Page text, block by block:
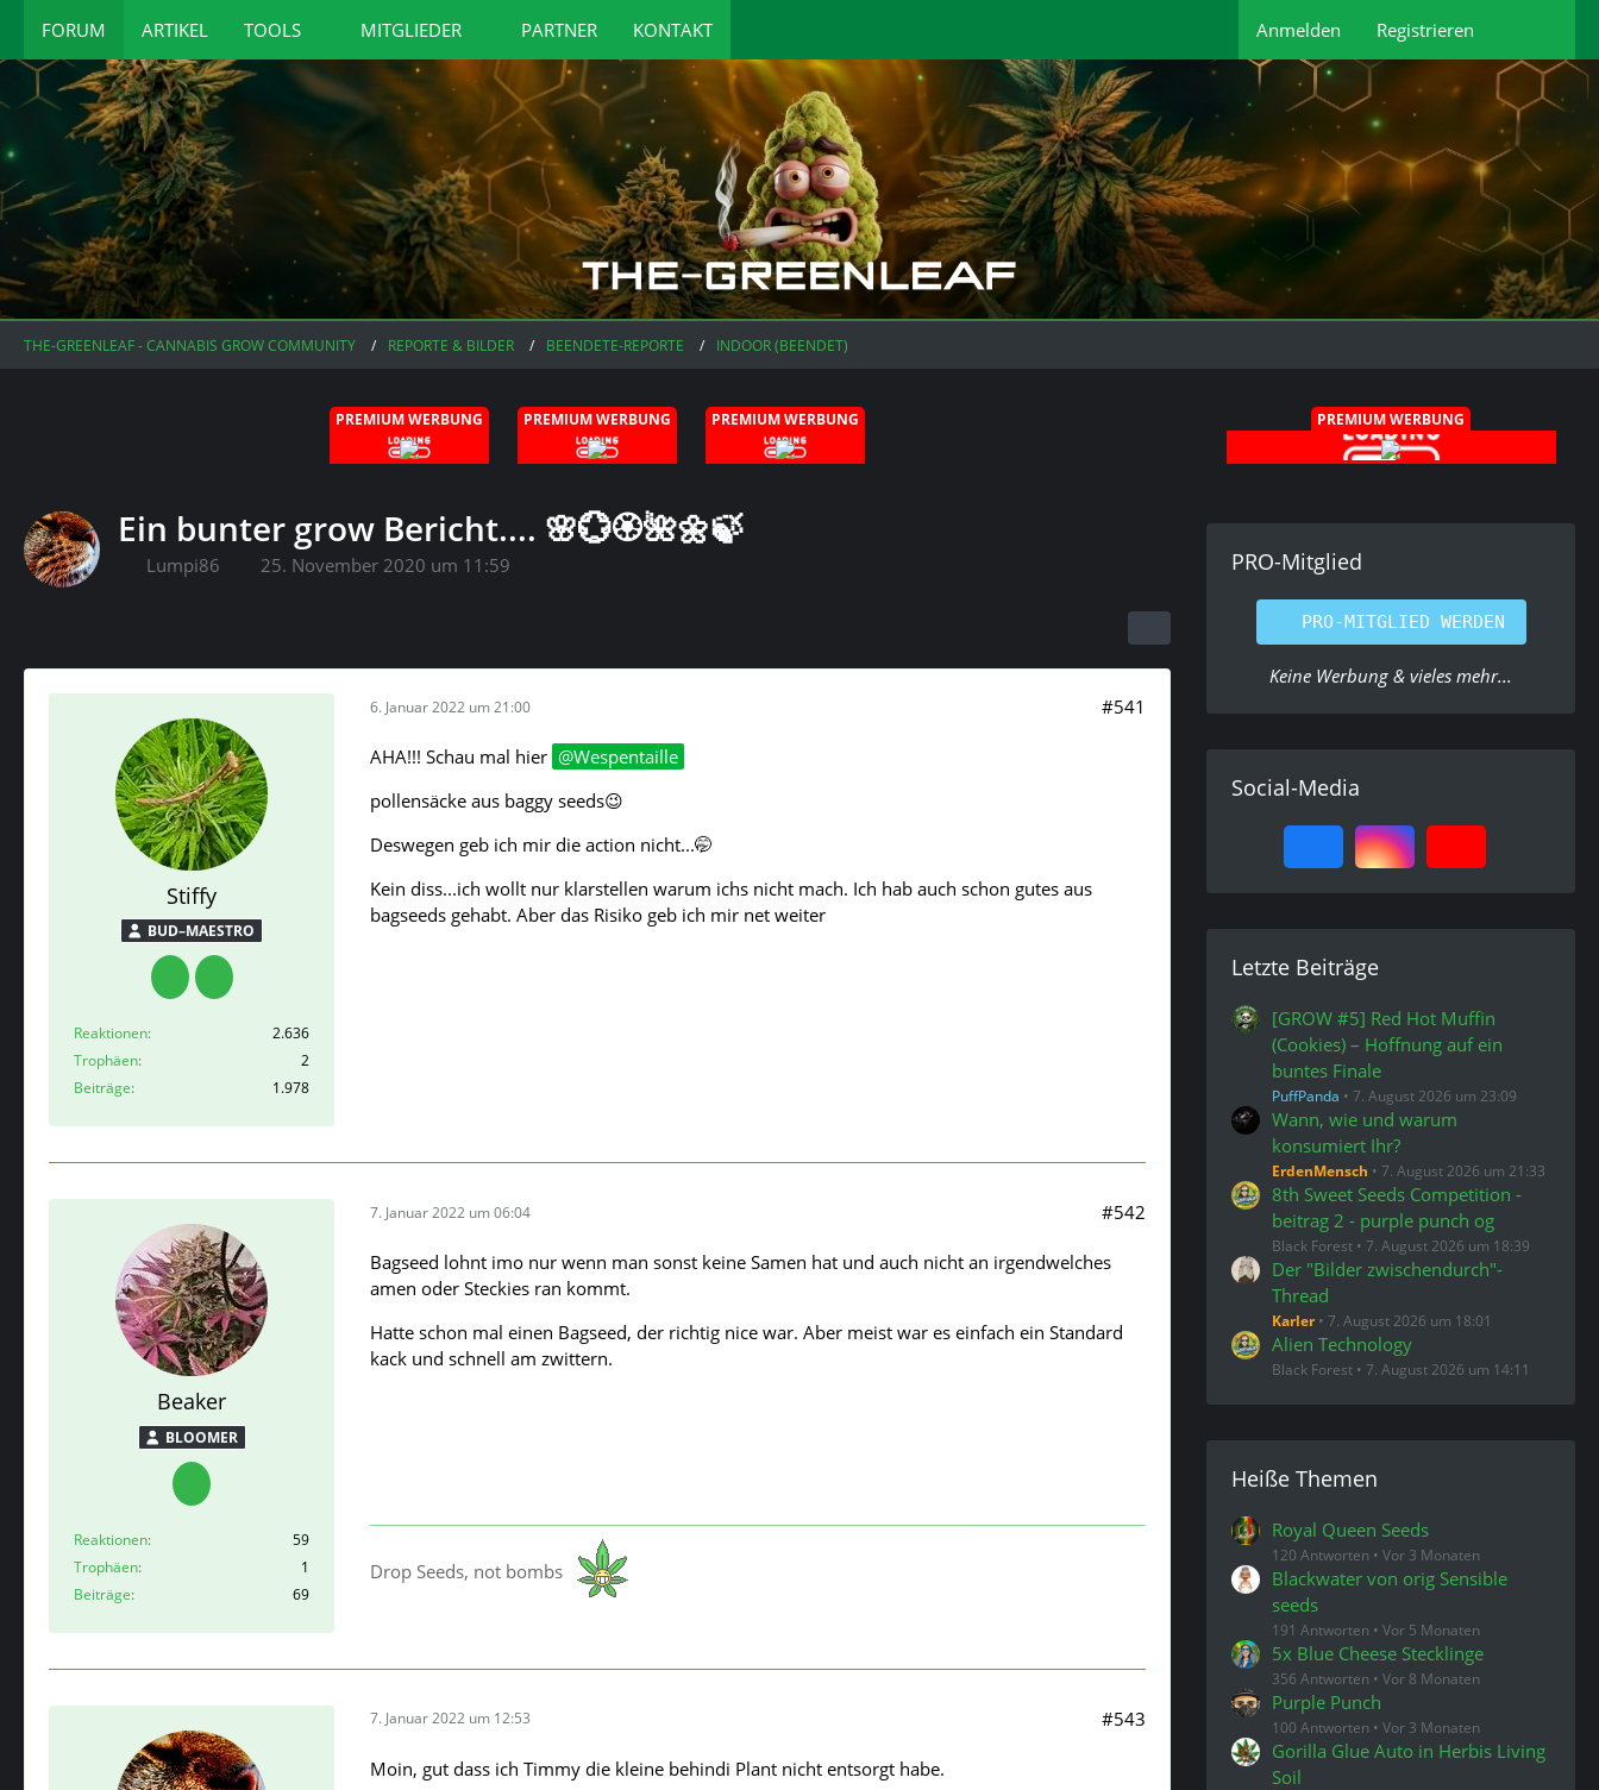
FORUM ARTIKEL TOOLS MITGLIEDER PARTNER KONTAKT Anmelden Registrieren
THE-GREENLEAF - CANNABIS GROW COMMUNITY REPORTE & BILDER BEENDETE-REPORTE INDOOR (BEENDET)
PREMIUM WERBUNG PREMIUM WERBUNG PREMIUM WERBUNG
Ein bunter grow Bericht.... 🌸💮🏵️🌺🌼🍃
Lumpi86 25. November 2020 um 11:59
Stiffy
BUD–MAESTRO
Reaktionen
2.636
Trophäen
2
Beiträge
1.978
6. Januar 2022 um 21:00 #541
AHA!!! Schau mal hier
Wespentaille
pollensäcke aus baggy seeds😉
Deswegen geb ich mir die action nicht...🤭
Kein diss...ich wollt nur klarstellen warum ichs nicht mach. Ich hab auch schon gutes aus
bagseeds gehabt. Aber das Risiko geb ich mir net weiter
Beaker
BLOOMER
Reaktionen
59
Trophäen
1
Beiträge
69
7. Januar 2022 um 06:04 #542
Bagseed lohnt imo nur wenn man sonst keine Samen hat und auch nicht an irgendwelches
amen oder Steckies ran kommt.
Hatte schon mal einen Bagseed, der richtig nice war. Aber meist war es einfach ein Standard
kack und schnell am zwittern.
Drop Seeds, not bombs
7. Januar 2022 um 12:53 #543
Moin, gut dass ich Timmy die kleine behindi Plant nicht entsorgt habe.
PREMIUM WERBUNG
PRO-Mitglied
PRO-MITGLIED WERDEN
Keine Werbung & vieles mehr...
Social-Media
Letzte Beiträge
[GROW #5] Red Hot Muffin
(Cookies) – Hoffnung auf ein
buntes Finale
PuffPanda 7. August 2026 um 23:09
Wann, wie und warum
konsumiert Ihr?
ErdenMensch 7. August 2026 um 21:33
8th Sweet Seeds Competition -
beitrag 2 - purple punch og
Black Forest 7. August 2026 um 18:39
Der "Bilder zwischendurch"-
Thread
Karler 7. August 2026 um 18:01
Alien Technology
Black Forest 7. August 2026 um 14:11
Heiße Themen
Royal Queen Seeds
120 Antworten Vor 3 Monaten
Blackwater von orig Sensible
seeds
191 Antworten Vor 5 Monaten
5x Blue Cheese Stecklinge
356 Antworten Vor 8 Monaten
Purple Punch
100 Antworten Vor 3 Monaten
Gorilla Glue Auto in Herbis Living
Soil